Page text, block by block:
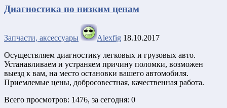
Диагностика по низким ценам
Запчасти, аксессуары Alexfig 18.10.2017
Осуществляем диагностику легковых и грузовых авто.
Устанавливаем и устраняем причину поломки, возможен
выезд к вам, на место остановки вашего автомобиля.
Приемлемые цены, добросовестная, качественная работа.
Всего просмотров: 1476, за сегодня: 0